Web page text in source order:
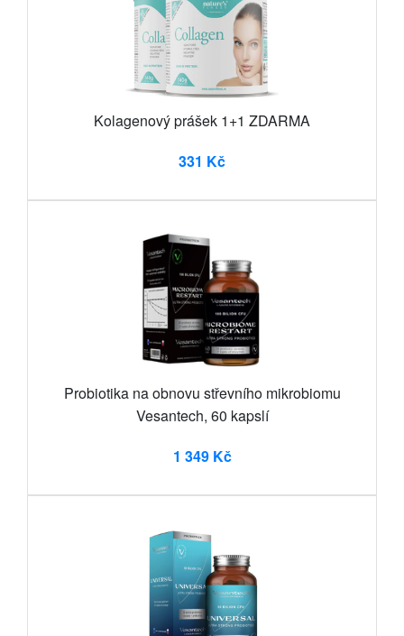
Kolagenový prášek 1+1 ZDARMA
331 Kč
Probiotika na obnovu střevního mikrobiomu
Vesantech, 60 kapslí
1 349 Kč